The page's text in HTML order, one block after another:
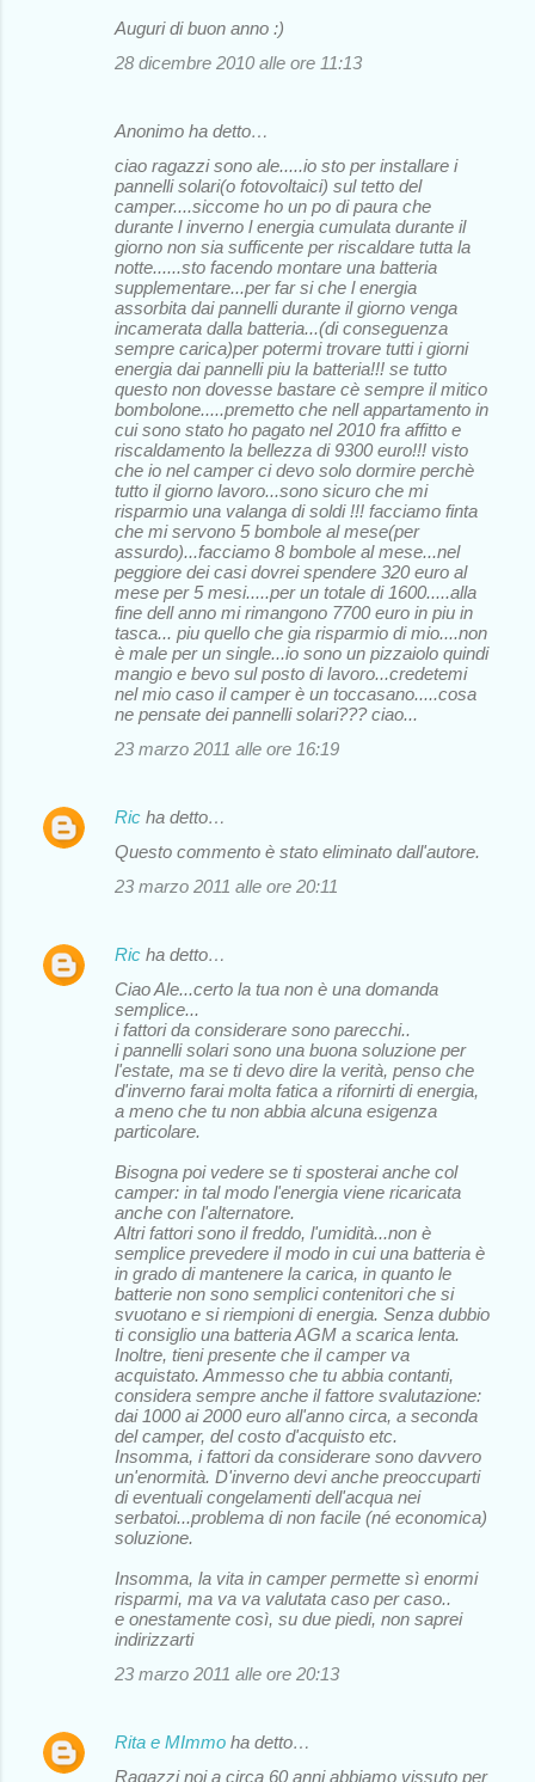
Auguri di buon anno :)
28 dicembre 2010 alle ore 11:13
Anonimo ha detto…
ciao ragazzi sono ale.....io sto per installare i
pannelli solari(o fotovoltaici) sul tetto del
camper....siccome ho un po di paura che
durante l inverno l energia cumulata durante il
giorno non sia sufficente per riscaldare tutta la
notte......sto facendo montare una batteria
supplementare...per far si che l energia
assorbita dai pannelli durante il giorno venga
incamerata dalla batteria...(di conseguenza
sempre carica)per potermi trovare tutti i giorni
energia dai pannelli piu la batteria!!! se tutto
questo non dovesse bastare cè sempre il mitico
bombolone.....premetto che nell appartamento in
cui sono stato ho pagato nel 2010 fra affitto e
riscaldamento la bellezza di 9300 euro!!! visto
che io nel camper ci devo solo dormire perchè
tutto il giorno lavoro...sono sicuro che mi
risparmio una valanga di soldi !!! facciamo finta
che mi servono 5 bombole al mese(per
assurdo)...facciamo 8 bombole al mese...nel
peggiore dei casi dovrei spendere 320 euro al
mese per 5 mesi.....per un totale di 1600.....alla
fine dell anno mi rimangono 7700 euro in piu in
tasca... piu quello che gia risparmio di mio....non
è male per un single...io sono un pizzaiolo quindi
mangio e bevo sul posto di lavoro...credetemi
nel mio caso il camper è un toccasano.....cosa
ne pensate dei pannelli solari??? ciao...
23 marzo 2011 alle ore 16:19
Ric ha detto…
Questo commento è stato eliminato dall'autore.
23 marzo 2011 alle ore 20:11
Ric ha detto…
Ciao Ale...certo la tua non è una domanda
semplice...
i fattori da considerare sono parecchi..
i pannelli solari sono una buona soluzione per
l'estate, ma se ti devo dire la verità, penso che
d'inverno farai molta fatica a rifornirti di energia,
a meno che tu non abbia alcuna esigenza
particolare.
Bisogna poi vedere se ti sposterai anche col
camper: in tal modo l'energia viene ricaricata
anche con l'alternatore.
Altri fattori sono il freddo, l'umidità...non è
semplice prevedere il modo in cui una batteria è
in grado di mantenere la carica, in quanto le
batterie non sono semplici contenitori che si
svuotano e si riempioni di energia. Senza dubbio
ti consiglio una batteria AGM a scarica lenta.
Inoltre, tieni presente che il camper va
acquistato. Ammesso che tu abbia contanti,
considera sempre anche il fattore svalutazione:
dai 1000 ai 2000 euro all'anno circa, a seconda
del camper, del costo d'acquisto etc.
Insomma, i fattori da considerare sono davvero
un'enormità. D'inverno devi anche preoccuparti
di eventuali congelamenti dell'acqua nei
serbatoi...problema di non facile (né economica)
soluzione.
Insomma, la vita in camper permette sì enormi
risparmi, ma va va valutata caso per caso..
e onestamente così, su due piedi, non saprei
indirizzarti
23 marzo 2011 alle ore 20:13
Rita e MImmo ha detto…
Ragazzi noi a circa 60 anni abbiamo vissuto per